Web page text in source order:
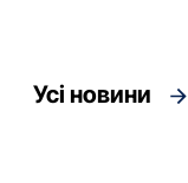
Усі новини